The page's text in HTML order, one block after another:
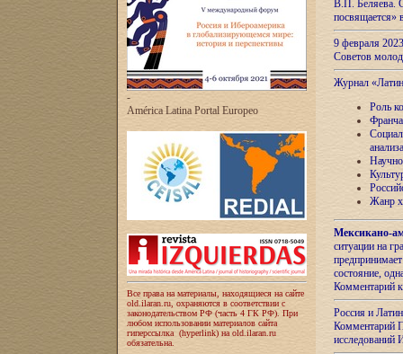
-
América Latina Portal Europeo
Все права на материалы, находящиеся на сайте
old.ilaran.ru, охраняются в соответствии с
законодательством РФ (часть 4 ГК РФ). При
любом использовании материалов сайта
гиперссылка (hyperlink) на old.ilaran.ru
обязательна.
В.П. Беляева.
посвящается»
9 февраля
Советов
Журнал
Роль
анализа
Жанр
Мексикано-
ситуации на
состояние,
Комментарий
Россия и
Комментарий